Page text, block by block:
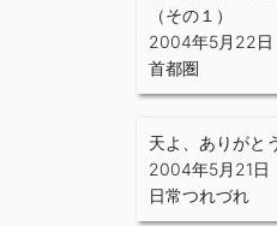
（その１）
2004年5月22日
首都圏
天よ、ありがと
2004年5月21日
日常つれづれ